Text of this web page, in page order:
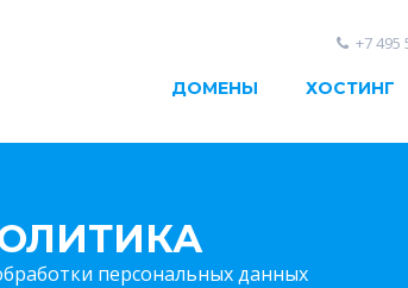
ДОМЕНЫ ХОСТИНГ
+7 495
персональных данных